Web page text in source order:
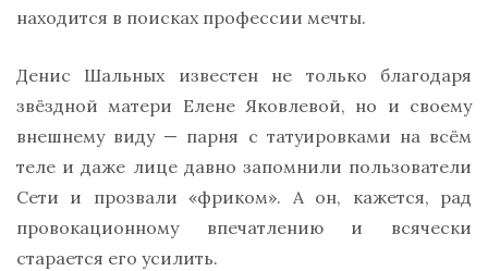
находится в поисках профессии мечты.
Денис Шальных известен не только благодаря
звёздной матери Елене Яковлевой, но и своему
внешнему виду — парня с татуировками на всём
теле и даже лице давно запомнили пользователи
Сети и прозвали «фриком». А он, кажется, рад
провокационному впечатлению и всячески
старается его усилить.